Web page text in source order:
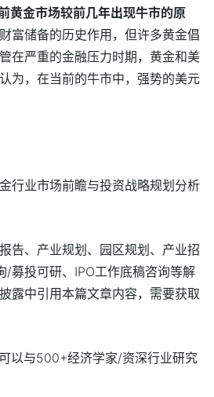
黄金市场较前几年出现牛市的原
富储备的历史作用，但许多黄金倡
在严重的金融压力时期，黄金和美
为，在当前的牛市中，强势的美元
行业市场前瞻与投资战略规划分析
告、产业规划、园区规划、产业招
/募投可研、IPO工作底稿咨询等解
露中引用本篇文章内容，需要获取
以与500+经济学家/资深行业研究